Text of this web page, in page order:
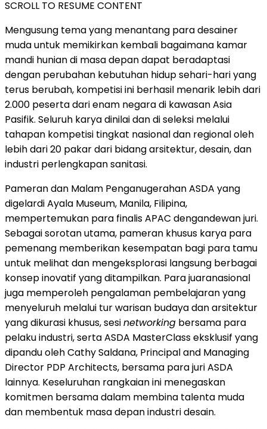
SCROLL TO RESUME CONTENT
Mengusung tema yang menantang para desainer
muda untuk memikirkan kembali bagaimana kamar
mandi hunian di masa depan dapat beradaptasi
dengan perubahan kebutuhan hidup sehari-hari yang
terus berubah, kompetisi ini berhasil menarik lebih dari
2.000 peserta dari enam negara di kawasan Asia
Pasifik. Seluruh karya dinilai dan di seleksi melalui
tahapan kompetisi tingkat nasional dan regional oleh
lebih dari 20 pakar dari bidang arsitektur, desain, dan
industri perlengkapan sanitasi.
Pameran dan Malam Penganugerahan ASDA yang
digelardi Ayala Museum, Manila, Filipina,
mempertemukan para finalis APAC dengandewan juri.
Sebagai sorotan utama, pameran khusus karya para
pemenang memberikan kesempatan bagi para tamu
untuk melihat dan mengeksplorasi langsung berbagai
konsep inovatif yang ditampilkan. Para juaranasional
juga memperoleh pengalaman pembelajaran yang
menyeluruh melalui tur warisan budaya dan arsitektur
yang dikurasi khusus, sesinetworking bersama para
pelaku industri, serta ASDA MasterClass eksklusif yang
dipandu oleh Cathy Saldana, Principal and Managing
Director PDP Architects, bersama para juri ASDA
lainnya. Keseluruhan rangkaian ini menegaskan
komitmen bersama dalam membina talenta muda
dan membentuk masa depan industri desain.